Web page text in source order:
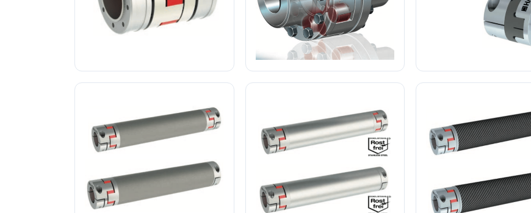
Accouplement Élastique Type SKP
Accouplement Élastique Type
Accouplement Flexible